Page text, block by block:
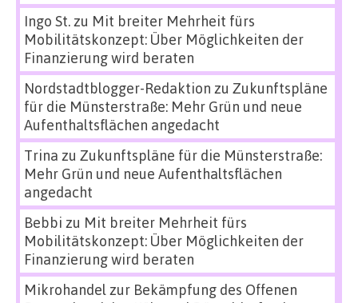
Ingo St.zu Mit breiter Mehrheit fürs
Mobilitätskonzept: Über Möglichkeiten der
Finanzierung wird beraten
Nordstadtblogger-Redaktion zu Zukunftspläne
für die Münsterstraße: Mehr Grün und neue
Aufenthaltsflächen angedacht
Trina zu Zukunftspläne für die Münsterstraße:
Mehr Grün und neue Aufenthaltsflächen
angedacht
Bebbi zu Mit breiter Mehrheit fürs
Mobilitätskonzept: Über Möglichkeiten der
Finanzierung wird beraten
Mikrohandel zur Bekämpfung des Offenen